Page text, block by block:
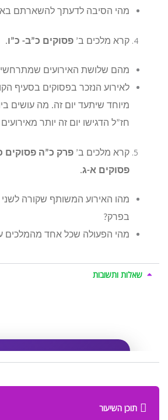
מהי הסיבה לדעתך להשארתם
קרא מלכים ב’פסוקים כ”ב- כ”ו .
מהם שלושת האירועים
לאירוע הנזכר בפסוקים בסעיף
מיוחד שיתעד יום זה. מה עושים
חז”ל הדגישו יום זה יותר
קרא מלכים ב’פרק כ”ה פסוקים
פסוקים א-ג.
מהו האירוע המשותף שקורה לשני
בפרק?
מהי הפעולה שכל אחד מהמלכים
שאלות ותשובות
תוכן השיעור